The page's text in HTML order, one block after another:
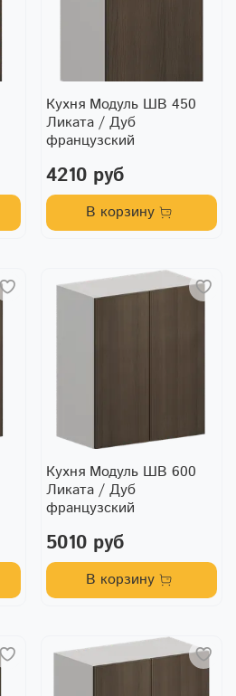
Кухня Модуль ШВ 450
Ликата / Дуб
французский
4210 руб
В корзину
Кухня Модуль ШВ 600
Ликата / Дуб
французский
5010 руб
В корзину